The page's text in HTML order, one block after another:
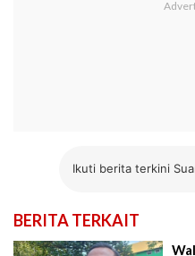
Ikuti berita terkini
BERITA TERKAIT